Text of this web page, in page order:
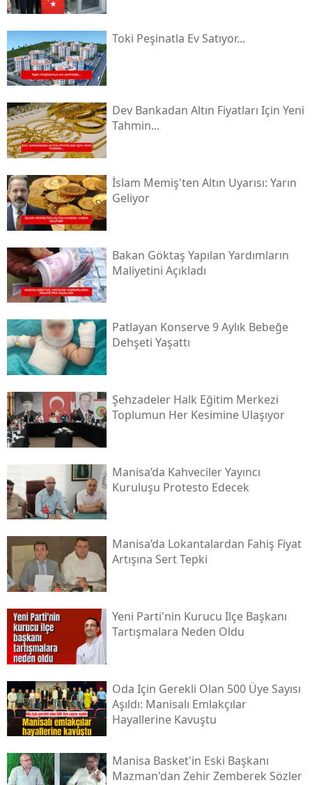
Toki̇ Peşinatla Ev Satıyor...
Dev Bankadan Altın Fiyatları Için Yeni
Tahmin...
İslam Memiş'ten Altın Uyarısı: Yarın
Geliyor
Bakan Göktaş Yapılan Yardımların
Maliyetini Açıkladı
Patlayan Konserve 9 Aylık Bebeğe
Dehşeti Yaşattı
Şehzadeler Halk Eğitim Merkezi
Toplumun Her Kesimine Ulaşıyor
Manisa’da Kahveciler Yayıncı
Kuruluşu Protesto Edecek
Manisa’da Lokantalardan Fahiş Fiyat
Artışına Sert Tepki
Yeni Parti'nin Kurucu Ilçe Başkanı
Tartışmalara Neden Oldu
Oda Için Gerekli Olan 500 Üye Sayısı
Aşıldı: Manisalı Emlakçılar
Hayallerine Kavuştu
Manisa Basket'in Eski Başkanı
Mazman'dan Zehir Zemberek Sözler